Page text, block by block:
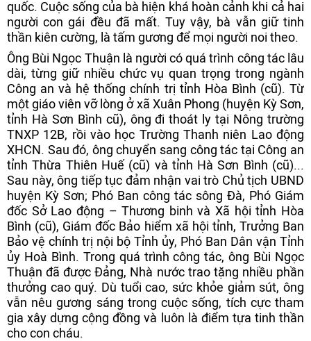
quốc. Cuộc sống của bà hiện khá hoàn cảnh khi cả hai
người con gái đều đã mất. Tuy vậy, bà vẫn giữ tinh
thần kiên cường, là tấm gương để mọi người noi theo.
Ông Bùi Ngọc Thuận là người có quá trình công tác lâu
dài, từng giữ nhiều chức vụ quan trọng trong ngành
Công an và hệ thống chính trị tỉnh Hòa Bình (cũ). Từ
một giáo viên vỡ lòng ở xã Xuân Phong (huyện Kỳ Sơn,
tỉnh Hà Sơn Bình cũ), ông đi thoát ly tại Nông trường
TNXP 12B, rồi vào học Trường Thanh niên Lao động
XHCN. Sau đó, ông chuyển sang công tác tại Công an
tỉnh Thừa Thiên Huế (cũ) và tỉnh Hà Sơn Bình (cũ)...
Sau này, ông tiếp tục đảm nhận vai trò Chủ tịch UBND
huyện Kỳ Sơn; Phó Ban công tác sông Đà, Phó Giám
đốc Sở Lao động – Thương binh và Xã hội tỉnh Hòa
Bình (cũ), Giám đốc Bảo hiểm xã hội tỉnh, Trưởng Ban
Bảo vệ chính trị nội bộ Tỉnh ủy, Phó Ban Dân vận Tỉnh
ủy Hoà Bình. Trong quá trình công tác, ông Bùi Ngọc
Thuận đã được Đảng, Nhà nước trao tặng nhiều phần
thưởng cao quý. Dù tuổi cao, sức khỏe giảm sút, ông
vẫn nêu gương sáng trong cuộc sống, tích cực tham
gia xây dựng cộng đồng và luôn là điểm tựa tinh thần
cho con cháu.